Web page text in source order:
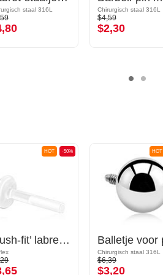
staal 316L Chirurgisch staal 316L
$4,59
$2,30
-50%
HOT
‘Push-fit’ labret-pin zonder schroefdraad (bioflex, verschillende kleuren)
HOT
Chirurgisch staal 316L
$6,39
$3,20